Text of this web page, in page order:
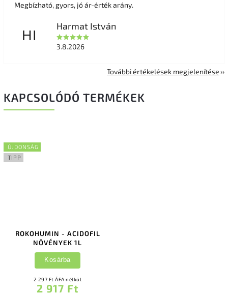
Megbízható, gyors, jó ár-érték arány.
HI
Harmat István
3.8.2026
További értékelések megjelenítése
KAPCSOLÓDÓ TERMÉKEK
ÚJDONSÁG
TIPP
ROKOHUMIN - ACIDOFIL
NÖVÉNYEK 1L
2 297 Ft ÁFA nélkül
2 917 Ft
Kosárba